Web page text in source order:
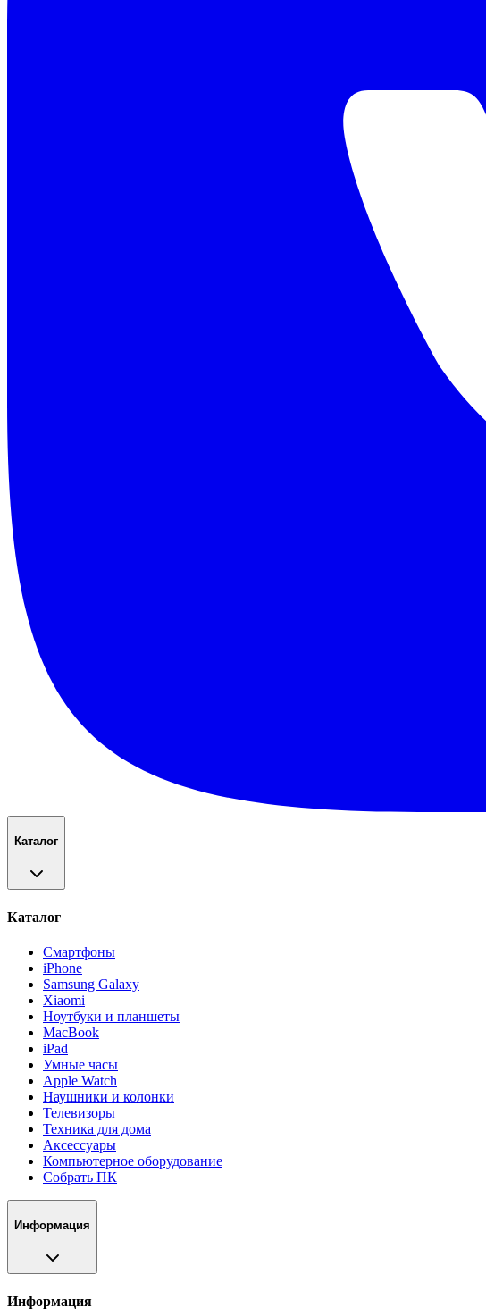
Каталог
Каталог
Смартфоны
iPhone
Samsung Galaxy
Xiaomi
Ноутбуки и планшеты
MacBook
iPad
Умные часы
Apple Watch
Наушники и колонки
Телевизоры
Техника для дома
Аксессуары
Компьютерное оборудование
Собрать ПК
Информация
Информация